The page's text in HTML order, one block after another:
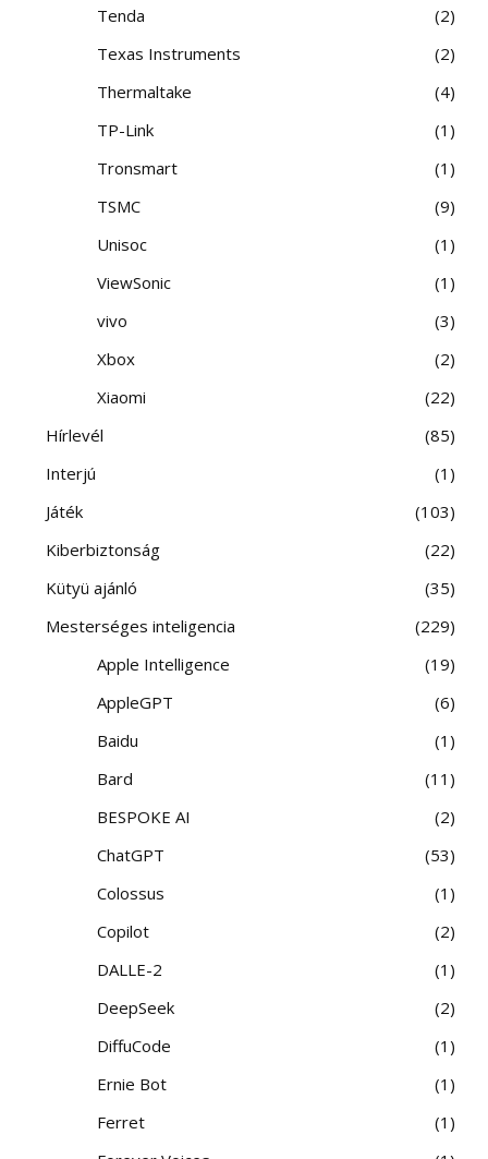
Tenda
2
Texas Instruments
2
Thermaltake
4
TP-Link
1
Tronsmart
1
TSMC
9
Unisoc
1
ViewSonic
1
vivo
3
Xbox
2
Xiaomi
22
Hírlevél
85
Interjú
1
Játék
103
Kiberbiztonság
22
Kütyü ajánló
35
Mesterséges inteligencia
229
Apple Intelligence
19
AppleGPT
6
Baidu
1
Bard
11
BESPOKE AI
2
ChatGPT
53
Colossus
1
Copilot
2
DALLE-2
1
DeepSeek
2
DiffuCode
1
Ernie Bot
1
Ferret
1